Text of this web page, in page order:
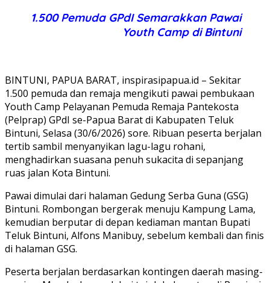
1.500 Pemuda GPdI Semarakkan Pawai
Youth Camp di Bintuni
BINTUNI, PAPUA BARAT, inspirasipapua.id – Sekitar
1.500 pemuda dan remaja mengikuti pawai pembukaan
Youth Camp Pelayanan Pemuda Remaja Pantekosta
(Pelprap) GPdI se-Papua Barat di Kabupaten Teluk
Bintuni, Selasa (30/6/2026) sore. Ribuan peserta berjalan
tertib sambil menyanyikan lagu-lagu rohani,
menghadirkan suasana penuh sukacita di sepanjang
ruas jalan Kota Bintuni.
Pawai dimulai dari halaman Gedung Serba Guna (GSG)
Bintuni. Rombongan bergerak menuju Kampung Lama,
kemudian berputar di depan kediaman mantan Bupati
Teluk Bintuni, Alfons Manibuy, sebelum kembali dan finis
di halaman GSG.
Peserta berjalan berdasarkan kontingen daerah masing-